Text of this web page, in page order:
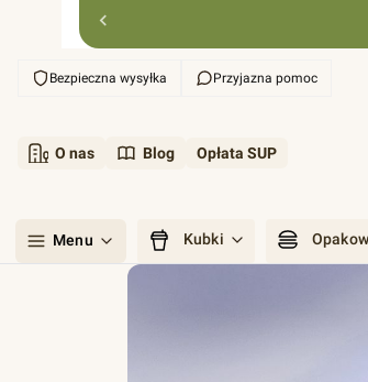
Bezpieczna wysyłka Przyjazna pomoc
O nas Blog Opłata SUP
Menu Kubki